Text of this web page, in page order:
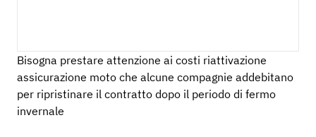
Bisogna prestare attenzione ai costi riattivazione
assicurazione moto che alcune compagnie addebitano
per ripristinare il contratto dopo il periodo di fermo
invernale